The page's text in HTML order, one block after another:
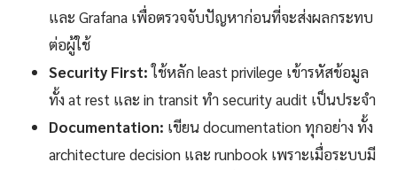
และ Grafana เพื่อตรวจจับปัญหาก่อนที่จะส่งผลกระทบ
ต่อผู้ใช้
Security First:ใช้หลัก least privilege เข้ารหัสข้อมูล
ทั้ง at rest และ in transit ทำ security audit เป็นประจำ
Documentation: เขียน documentation ทุกอย่าง ทั้ง
architecture decision และ runbook เพราะเมื่อระบบมี